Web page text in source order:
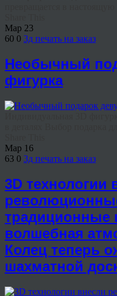
Мар 23
60 0 3д печать на заказ
Необычный
фигурка
Мар 16
63 0 3д печать на заказ
3D технологии
традиционные
волшебная
Колец теперь
шахматной